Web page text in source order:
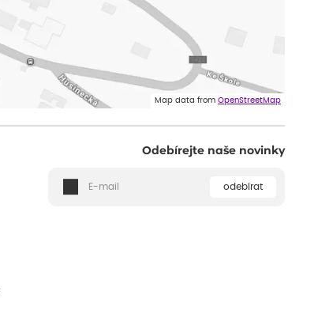
Map data from OpenStreetMap
Odebírejte naše novinky
odebírat